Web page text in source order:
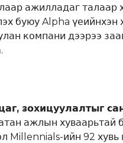
ажилладаг талаар
буюу Alpha үеийнхэн
компани дээрээ
зохицуулалтыг
ажлын хуваарьтай
Millennials-ийн 92